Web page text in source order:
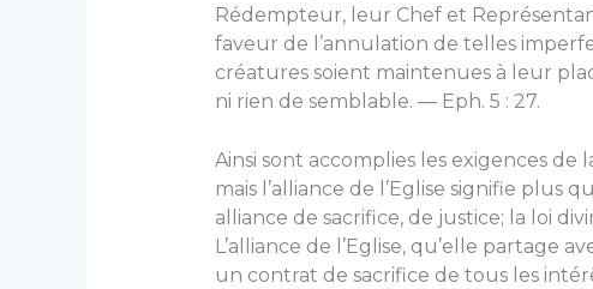
Rédempteur, leur Chef et
faveur de l’annulation de telles
créatures soient maintenues à leur
ni rien de semblable. — Eph. 5 : 27.
Ainsi sont accomplies les exigences de
mais l’alliance de l’Eglise signifie plus
alliance de sacri­fice, de justice; la loi
L’alliance de l’Eglise, qu’elle partage
un contrat de sacrifice de tous les